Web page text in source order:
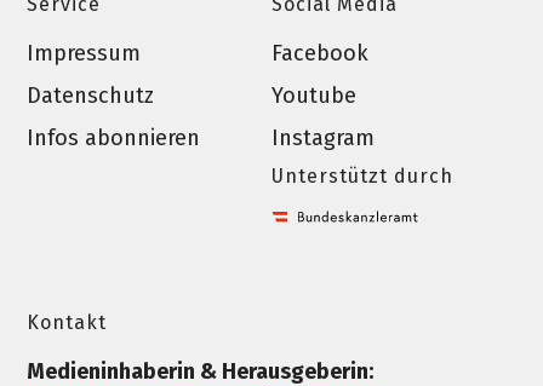
Service
Impressum
Datenschutz
Infos abonnieren
Social Media
Facebook
Youtube
Instagram
Unterstützt durch
Kontakt
Medieninhaberin & Herausgeberin: